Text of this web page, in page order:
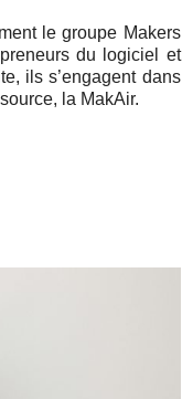
le groupe Makers
du lo­gi­ciel et
ils s’en­gagent dans
la MakAir.